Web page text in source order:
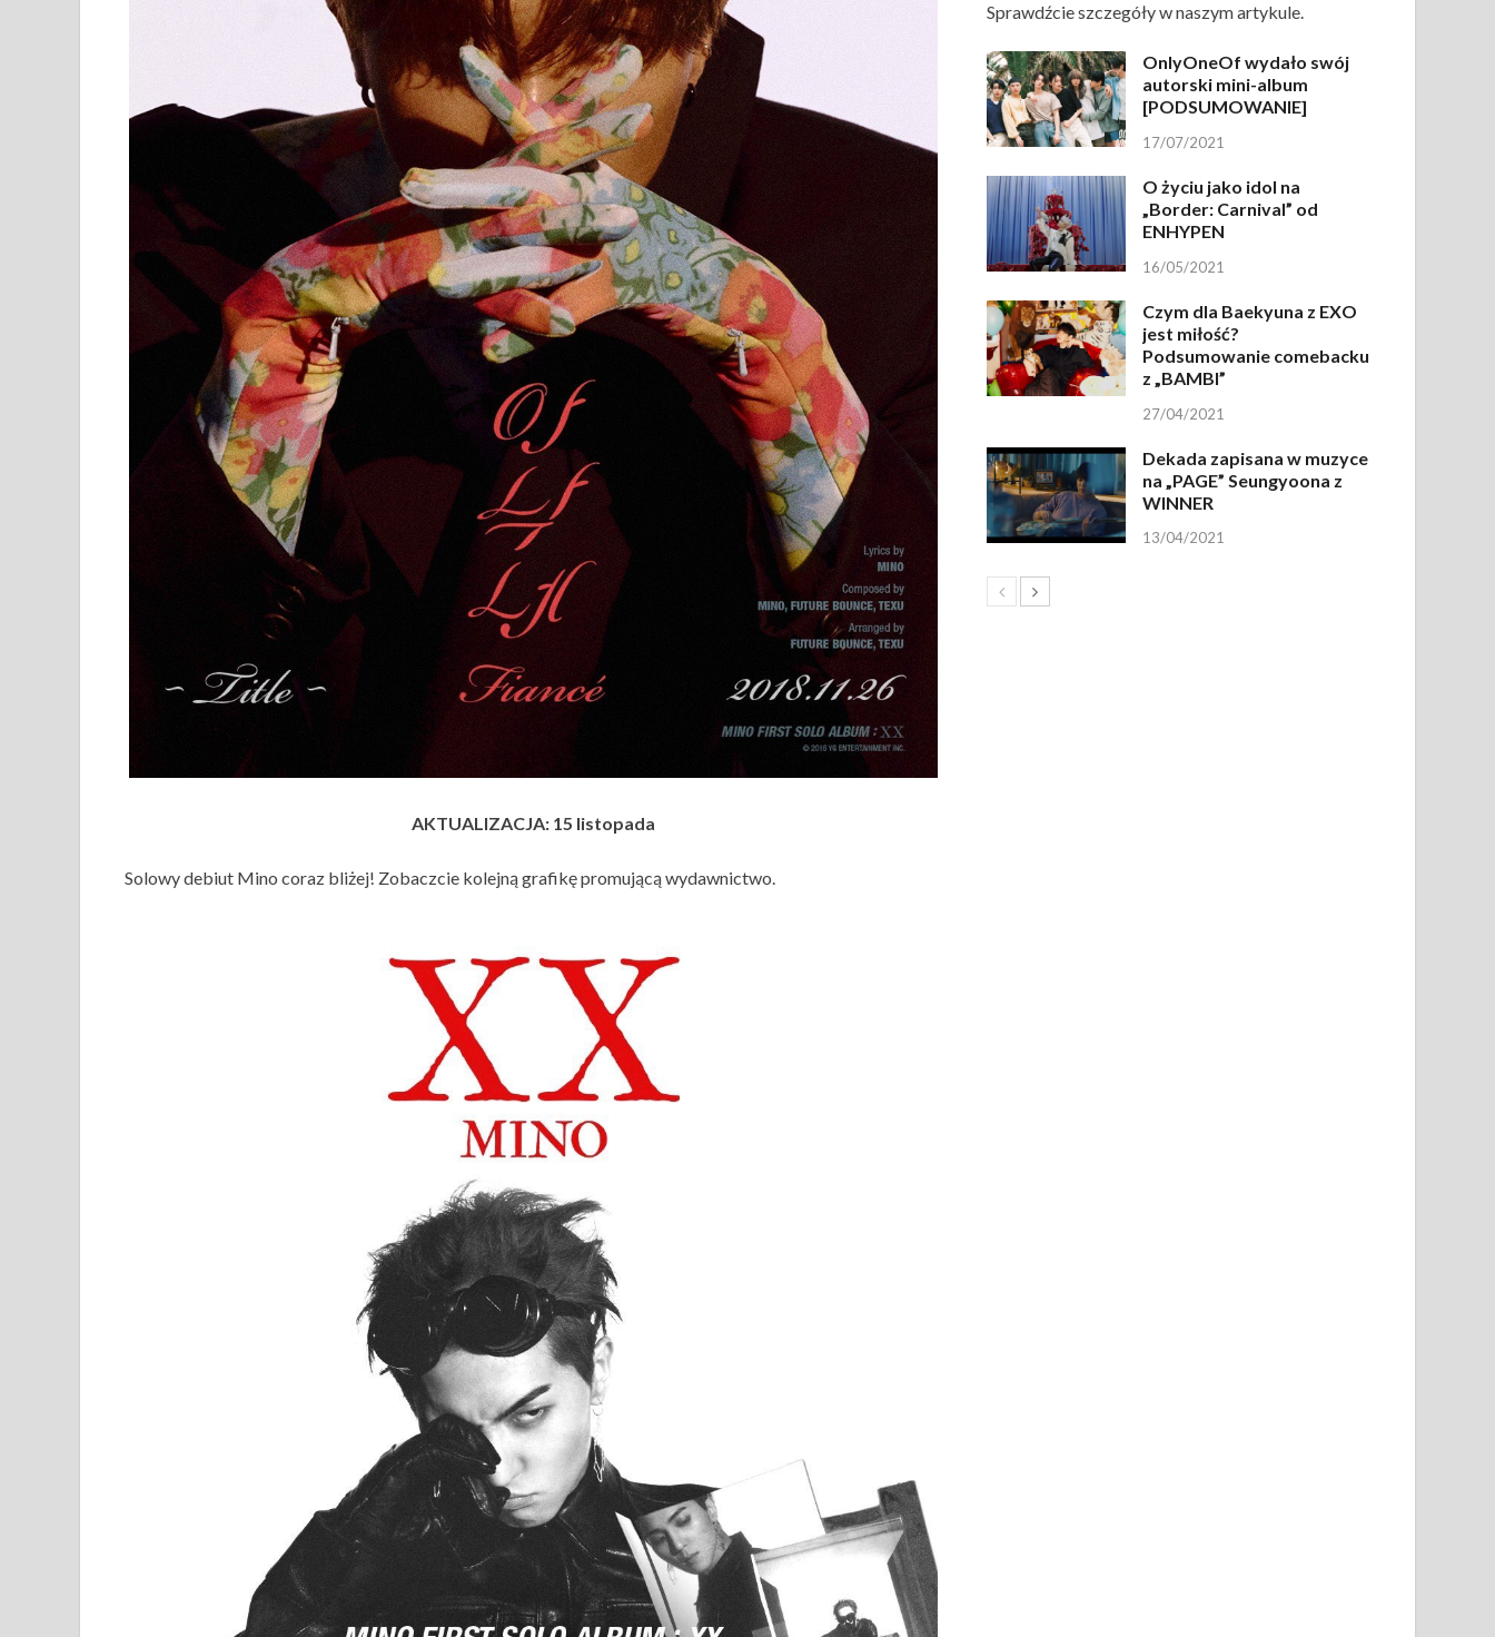
AKTUALIZACJA: 15 listopada
Solowy debiut Mino coraz bliżej! Zobaczcie kolejną grafikę promującą wydawnictwo.
Sprawdźcie szczegóły w naszym artykule.
OnlyOneOf wydało swój
autorski mini-album
[PODSUMOWANIE]
17/07/2021
O życiu jako idol na
„Border: Carnival” od
ENHYPEN
16/05/2021
Czym dla Baekyuna z EXO
jest miłość?
Podsumowanie comebacku
z „BAMBI”
27/04/2021
Dekada zapisana w muzyce
na „PAGE” Seungyoona z
WINNER
13/04/2021